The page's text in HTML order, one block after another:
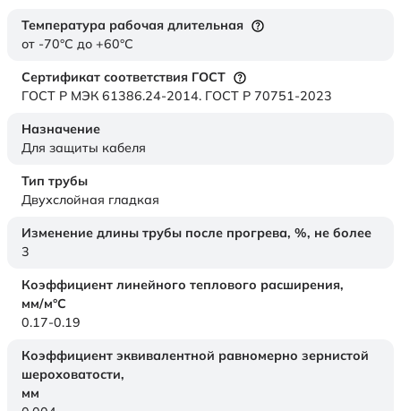
Температура рабочая длительная
от -70°C до +60°C
Сертификат соответствия ГОСТ
ГОСТ Р МЭК 61386.24-2014. ГОСТ Р 70751-2023
Назначение
Для защиты кабеля
Тип трубы
Двухслойная гладкая
Изменение длины трубы после прогрева, %, не более
3
Коэффициент линейного теплового расширения,
мм/м°С
0.17-0.19
Коэффициент эквивалентной равномерно зернистой
шероховатости,
мм